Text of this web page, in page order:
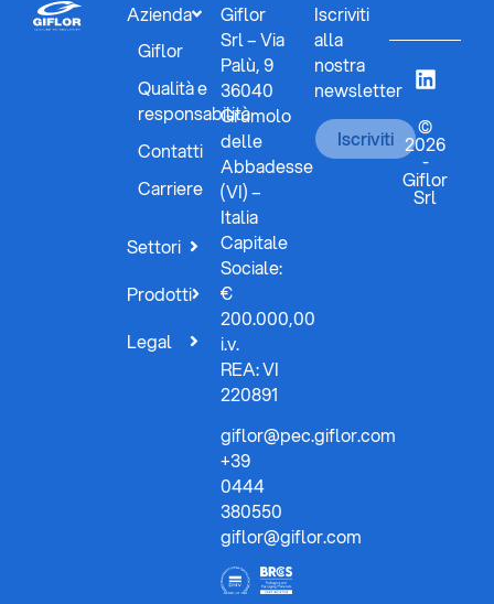
Azienda
Giflor
Qualità e
responsabilità
Contatti
Carriere
Settori
Prodotti
Legal
Giflor
Srl – Via
Palù, 9
36040
Grumolo
delle
Abbadesse
(VI) –
Italia
Capitale
Sociale:
€
200.000,00
i.v.
REA: VI
220891
giflor@pec.giflor.com
+39
0444
380550
giflor@giflor.com
Iscriviti
alla
nostra
newsletter
Iscriviti
©
2026
-
Giflor
Srl